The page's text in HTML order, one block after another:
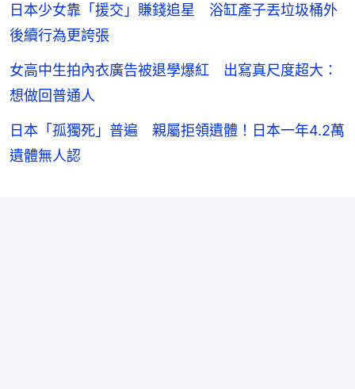
日本少女靠「援交」賺錢追星 浴缸產子丟垃圾桶外
後續行為更誇張
女高中生拍內衣廣告被退學爆紅 出寫真尺度超大：
想做回普通人
日本「孤獨死」普遍 親屬拒領遺體！日本一年4.2萬
遺體無人認